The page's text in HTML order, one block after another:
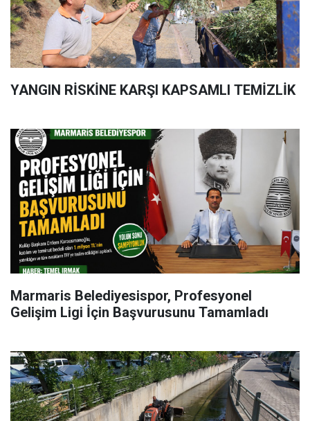
YANGIN RİSKİNE KARŞI KAPSAMLI TEMİZLİK
Marmaris Belediyesispor, Profesyonel
Gelişim Ligi İçin Başvurusunu Tamamladı